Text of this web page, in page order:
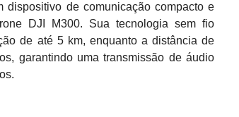
de comunicação compacto e
DJI M300. Sua tecnologia sem fio
de até 5 km, enquanto a distância de
garantindo uma transmissão de áudio